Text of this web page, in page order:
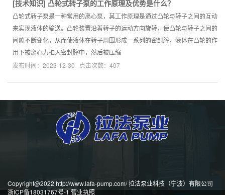
[技术知识] 凸轮式转子泵的工作原理及优势是什么？
凸轮式转子泵是一种常用的离心泵，其工作原理是通过凸轮与转子之间的互动
来实现液体的输送。凸轮装置沿着转子的运动方向旋转，使凸轮与转子之间的
间隙不断变化，从而使液体在转子周围形成一系列的密封腔，液体在凸轮的作
用下被离心力推入密封腔中，然后被压缩
发布时间：2023-12-30 点击次数：407
Copyright@2022 http://www.lafa-pump.com/ 拉法泵业科技（宁波）有限公司
浙ICP备18031767号-1营业执照